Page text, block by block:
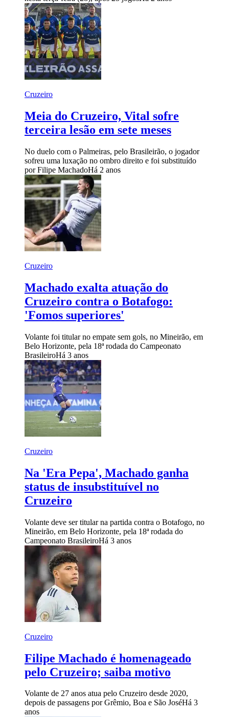
Cruzeiro
Meia do Cruzeiro, Vital sofre
terceira lesão em sete meses
No duelo com o Palmeiras, pelo Brasileirão, o jogador
sofreu uma luxação no ombro direito e foi substituído
por Filipe MachadoHá 2 anos
Cruzeiro
Machado exalta atuação do
Cruzeiro contra o Botafogo:
'Fomos superiores'
Volante foi titular no empate sem gols, no Mineirão, em
Belo Horizonte, pela 18ª rodada do Campeonato
BrasileiroHá 3 anos
Cruzeiro
Na 'Era Pepa', Machado ganha
status de insubstituível no
Cruzeiro
Volante deve ser titular na partida contra o Botafogo, no
Mineirão, em Belo Horizonte, pela 18ª rodada do
Campeonato BrasileiroHá 3 anos
Cruzeiro
Filipe Machado é homenageado
pelo Cruzeiro; saiba motivo
Volante de 27 anos atua pelo Cruzeiro desde 2020,
depois de passagens por Grêmio, Boa e São JoséHá 3
anos